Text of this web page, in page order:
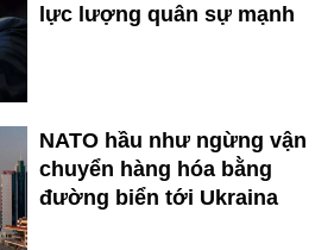
lực lượng quân sự mạnh
NATO hầu như ngừng vận
chuyển hàng hóa bằng
đường biển tới Ukraina